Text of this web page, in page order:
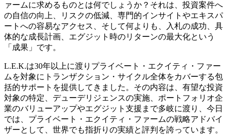
ァームに求めるものとは何でしょうか？それは、投資案件へ
の自信の向上、リスクの低減、専門的インサイトやエキスパ
ートへの容易なアクセス、そして何よりも、入札の成功、具
体的な成長計画、エグジット時のリターンの最大化という
「成果」です。
L.E.K.は30年以上に渡りプライベート・エクイティ・ファー
ムを対象にトランザクション・サイクル全体をカバーする包
括的サポートを提供してきました。その内容は、有望な投資
対象の特定、デューデリジェンスの実施、ポートフォリオ企
業のバリューアップやエグジット支援まで多岐に渡り、今日
では、プライベート・エクイティ・ファームの戦略アドバイ
ザーとして、世界でも指折りの実績と評判を誇っています。